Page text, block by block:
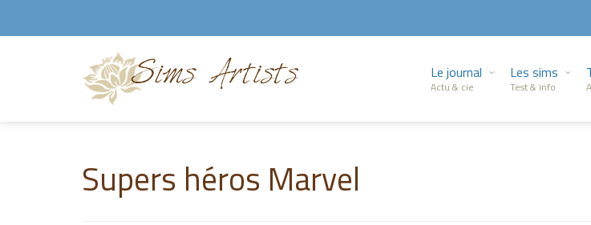
Le journal
Actu & cie
Les sims
Test & info
Supers héros Marvel